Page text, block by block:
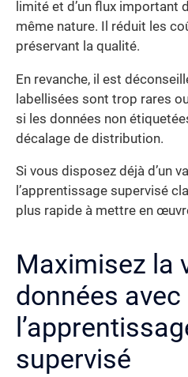
limité et d’un flux important
même nature. Il réduit les
préservant la qualité.
En revanche, il est
labellisées sont trop rares
si les données non
décalage de distribution.
Si vous disposez déjà d’un
l’apprentissage supervisé
plus rapide à mettre en
Maximisez la
données avec
supervisé